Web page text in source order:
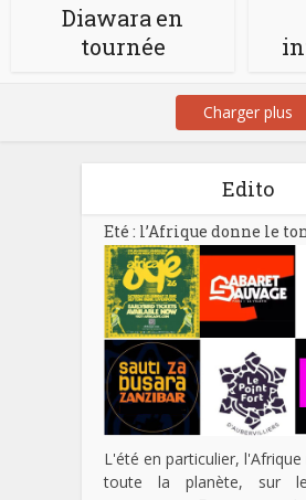
Diawara en
tournée
Charger plus
Edito
Eté : l’Afrique donne le
L'été en particulier,
toute la planète, sur